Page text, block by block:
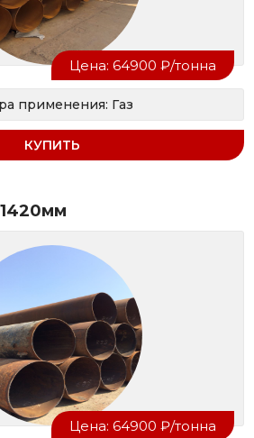
Цена: 64900 ₽/тонна
применения: Газ
КУПИТЬ
Цена: 64900 ₽/тонна